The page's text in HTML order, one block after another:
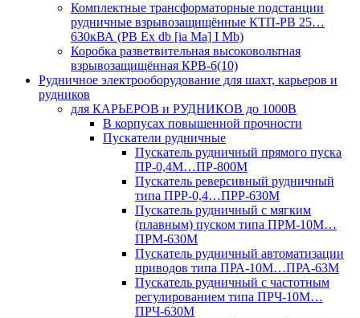
Комплектные трансформаторные подстанции
рудничные взрывозащищённые КТП-РВ 25…
630кВА (РВ Ex db [ia Ma] I Mb)
Коробка разветвительная высоковольтная
взрывозащищённая КРВ-6(10)
Рудничное электрооборудование для шахт, карьеров и
рудников
для КАРЬЕРОВ и РУДНИКОВ до 1000В
В корпусах повышенной прочности
Пускатели рудничные
Пускатель рудничный прямого пуска
ПР-0,4М…ПР-800М
Пускатель реверсивный рудничный
типа ПРР-0,4…ПРР-630М
Пускатель рудничный с мягким
(плавным) пуском типа ПРМ-10М…
ПРМ-630М
Пускатель рудничный автоматизации
приводов типа ПРА-10М…ПРА-63М
Пускатель рудничный с частотным
регулированием типа ПРЧ-10М…
ПРЧ-630М